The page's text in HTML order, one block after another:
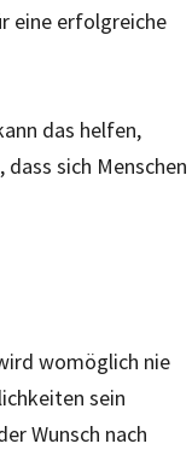
eine erfolgreiche
das helfen,
sich Menschen
womöglich nie
sein
Wunsch nach